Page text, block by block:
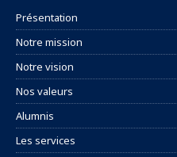
Présentation
Notre mission
Notre vision
Nos valeurs
Alumnis
Les services